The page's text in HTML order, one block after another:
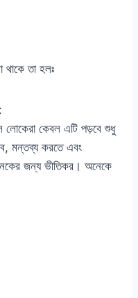
থাকে তা হলঃ
লোকেরা কেবল এটি পড়বে শুধু
মন্তব্য করতে এবং
জন্য ভীতিকর। অনেকে